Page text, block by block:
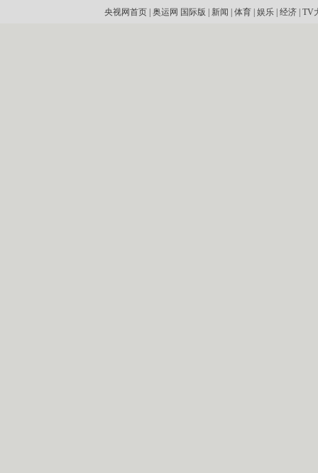
央视网首页| 奥运网 国际版 新闻 体育| 娱乐| 经济| TV